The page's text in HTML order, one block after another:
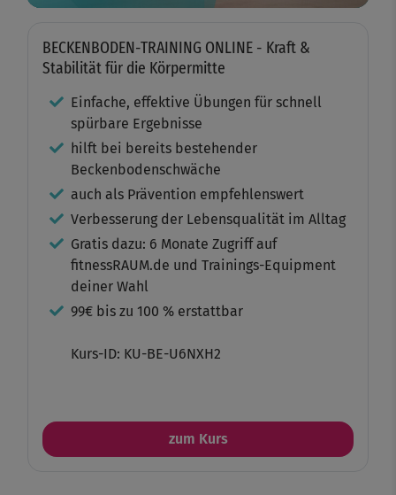
BECKENBODEN-TRAINING ONLINE - Kraft &
Stabilität für die Körpermitte
Einfache, effektive Übungen für schnell
spürbare Ergebnisse
hilft bei bereits bestehender
Beckenbodenschwäche
auch als Prävention empfehlenswert
Verbesserung der Lebensqualität im Alltag
Gratis dazu: 6 Monate Zugriff auf
fitnessRAUM.de und Trainings-Equipment
deiner Wahl
99€ bis zu 100 % erstattbar
Kurs-ID: KU-BE-U6NXH2
zum Kurs